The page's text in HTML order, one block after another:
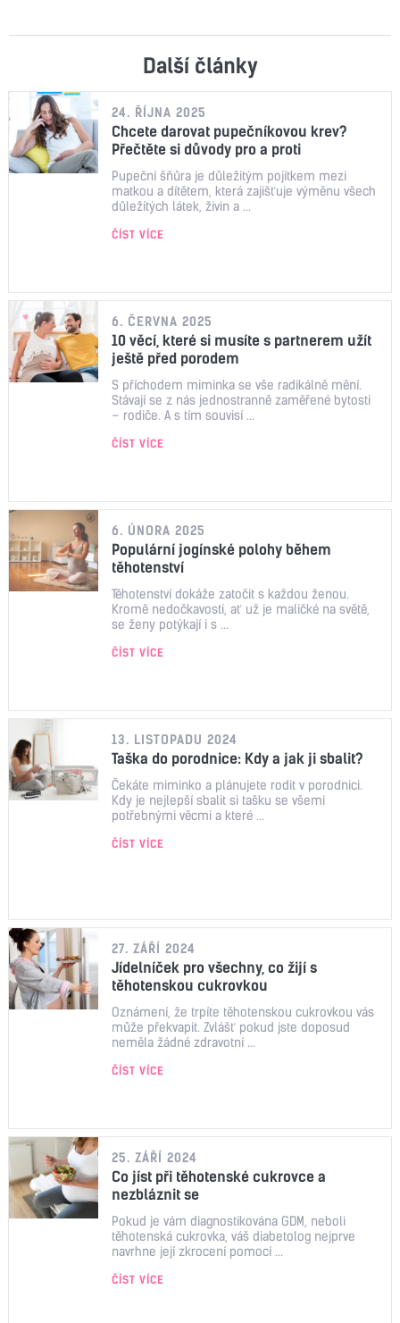
Další články
24. ŘÍJNA 2025
Chcete darovat pupečníkovou krev?
Přečtěte si důvody pro a proti
Pupeční šňůra je důležitým pojítkem mezi
matkou a dítětem, která zajišťuje výměnu všech
důležitých látek, živin a ...
ČÍST VÍCE
6. ČERVNA 2025
10 věcí, které si musíte s partnerem užít
ještě před porodem
S příchodem miminka se vše radikálně mění.
Stávají se z nás jednostranně zaměřené bytosti
– rodiče. A s tím souvisí ...
ČÍST VÍCE
6. ÚNORA 2025
Populární jogínské polohy během
těhotenství
Těhotenství dokáže zatočit s každou ženou.
Kromě nedočkavosti, ať už je maličké na světě,
se ženy potýkají i s ...
ČÍST VÍCE
13. LISTOPADU 2024
Taška do porodnice: Kdy a jak ji sbalit?
Čekáte miminko a plánujete rodit v porodnici.
Kdy je nejlepší sbalit si tašku se všemi
potřebnými věcmi a které ...
ČÍST VÍCE
27. ZÁŘÍ 2024
Jídelníček pro všechny, co žijí s
těhotenskou cukrovkou
Oznámení, že trpíte těhotenskou cukrovkou vás
může překvapit. Zvlášť pokud jste doposud
neměla žádné zdravotní ...
ČÍST VÍCE
25. ZÁŘÍ 2024
Co jíst při těhotenské cukrovce a
nezbláznit se
Pokud je vám diagnostikována GDM, neboli
těhotenská cukrovka, váš diabetolog nejprve
navrhne její zkrocení pomocí ...
ČÍST VÍCE